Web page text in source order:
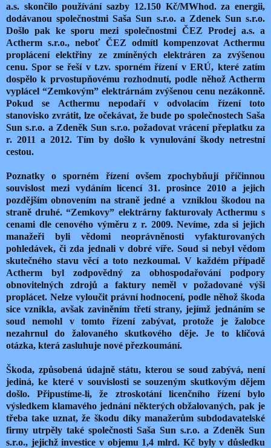
a.s. skončilo používání sazby 12.150 Kč/MWhod. za energii,
dodávanou společnostmi Saša Sun s.r.o. a Zdenek Sun s.r.o.
Došlo pak ke sporu mezi společnostmi ČEZ Prodej a.s. a
Actherm s.r.o., neboť ČEZ odmítl kompenzovat Acthermu
proplácení elektřiny ze zmíněných elektráren za zvýšenou
cenu. Spor se řeší v t.zv. sporném řízení v ERÚ, které zatím
dospělo k prvostupňovému rozhodnutí, podle něhož Actherm
vyplácel “Zemkovým” elektrárnám zvýšenou cenu nezákonně.
Pokud se Acthermu nepodaří v odvolacím řízení toto
stanovisko zvrátit, lze očekávat, že bude po společnostech Saša
Sun s.r.o. a Zdeněk Sun s.r.o. požadovat vrácení přeplatku za
r. 2011 a 2012. Tím by došlo k vynulování škody netrestní
cestou.
Poznatky o sporném řízení ovšem zpochybňují příčinnou
souvislost mezi vydáním licencí 31. prosince 2010 a jejich
pozdějším obnovením na straně jedné a vzniklou škodou na
straně druhé. “Zemkovy” elektrárny fakturovaly Acthermu s
cenami dle cenového výměru z r. 2009. Nevíme, zda si jejich
manažeři byli vědomi neoprávněnosti vyfakturovaných
pohledávek, či zda jednali v dobré víře. Soud si nebyl vědom
skutečného stavu věcí a toto nezkoumal. V každém případě
Actherm byl zodpovědný za obhospodařování podpory
obnovitelných zdrojů a faktury neměl v požadované výši
proplácet. Nelze vyloučit právní hodnocení, podle něhož škoda
sice vznikla, avšak zaviněním třetí strany, jejímž jednáním se
soud nemohl v tomto řízení zabývat, protože je žalobce
nezahrnul do žalovaného skutkového děje. Je to klíčová
otázka, která zasluhuje nové přezkoumání.
Škoda, způsobená údajně státu, kterou se soud zabývá, není
jediná, ke které v souvislosti se souzeným skutkovým dějem
došlo. Připustíme-li, že ztroskotání licenčního řízení bylo
výsledkem klamavého jednání některých obžalovaných, pak je
třeba take uznat, že škodu díky manažerům subdodavatelské
firmy utrpěly také společnosti Saša Sun s.r.o. a Zdeněk Sun
s.r.o., jejichž investice v objemu 1,4 mlrd. Kč byly v důsledku